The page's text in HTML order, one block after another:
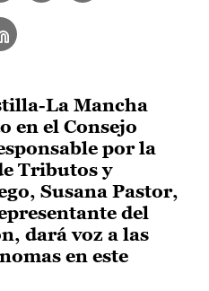
La Mancha
en el Consejo
por la
Tributos y
Susana Pastor,
del
dará voz a las
en este